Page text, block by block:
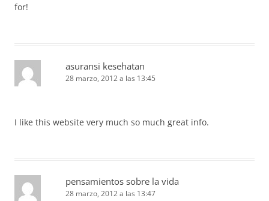
for!
asuransi kesehatan
28 marzo, 2012 a las 13:45
I like this website very much so much great info.
pensamientos sobre la vida
28 marzo, 2012 a las 13:47